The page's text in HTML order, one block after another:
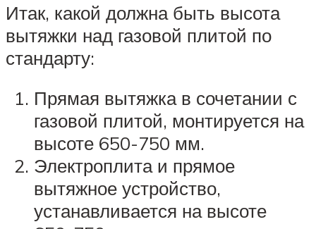
Итак, какой должна быть высота
вытяжки над газовой плитой по
стандарту:
Прямая вытяжка в сочетании с
газовой плитой, монтируется на
высоте 650-750 мм.
Электроплита и прямое
вытяжное устройство,
устанавливается на высоте